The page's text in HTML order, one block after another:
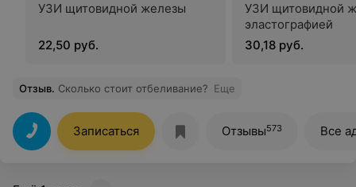
УЗИ щитовидной железы
22,50 руб.
УЗИ щитовидной
эластографией
30,18 руб.
Отзыв. Сколько стоит отбеливание? Еще
Записаться Отзывы573 Все